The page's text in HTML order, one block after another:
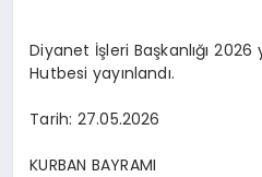
Diyanet İşleri Başkanlığı 2026
Hutbesi yayınlandı.
Tarih: 27.05.2026
KURBAN BAYRAMI